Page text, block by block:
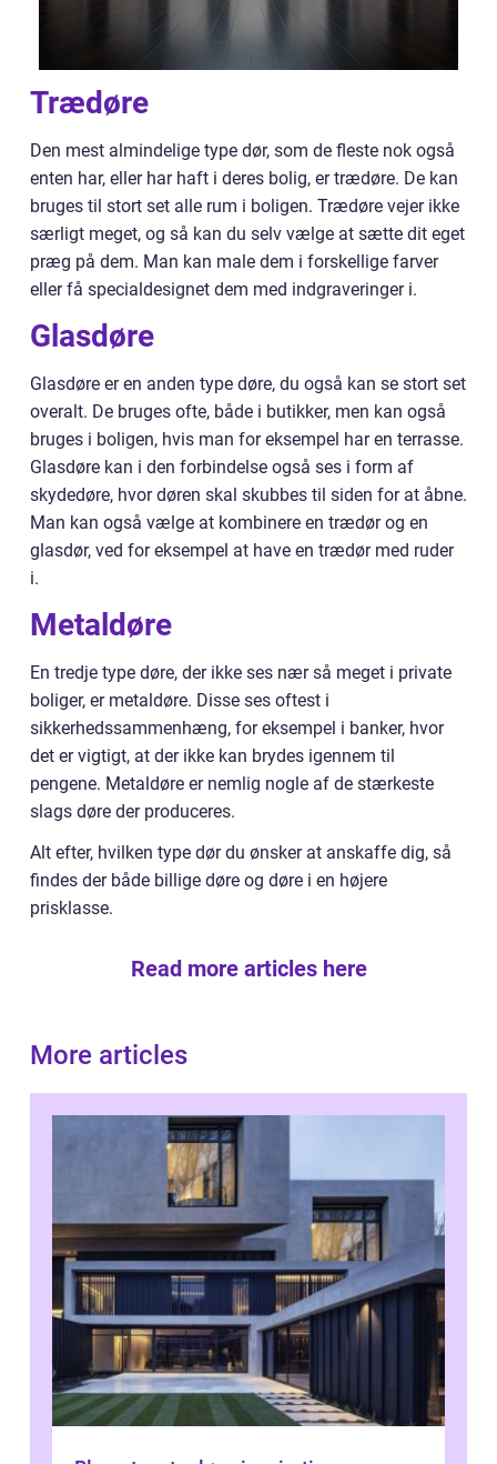
Trædøre
Den mest almindelige type dør, som de fleste nok også
enten har, eller har haft i deres bolig, er trædøre. De kan
bruges til stort set alle rum i boligen. Trædøre vejer ikke
særligt meget, og så kan du selv vælge at sætte dit eget
præg på dem. Man kan male dem i forskellige farver
eller få specialdesignet dem med indgraveringer i.
Glasdøre
Glasdøre er en anden type døre, du også kan se stort set
overalt. De bruges ofte, både i butikker, men kan også
bruges i boligen, hvis man for eksempel har en terrasse.
Glasdøre kan i den forbindelse også ses i form af
skydedøre, hvor døren skal skubbes til siden for at åbne.
Man kan også vælge at kombinere en trædør og en
glasdør, ved for eksempel at have en trædør med ruder
i.
Metaldøre
En tredje type døre, der ikke ses nær så meget i private
boliger, er metaldøre. Disse ses oftest i
sikkerhedssammenhæng, for eksempel i banker, hvor
det er vigtigt, at der ikke kan brydes igennem til
pengene. Metaldøre er nemlig nogle af de stærkeste
slags døre der produceres.
Alt efter, hvilken type dør du ønsker at anskaffe dig, så
findes der både billige døre og døre i en højere
prisklasse.
Read more articles here
More articles